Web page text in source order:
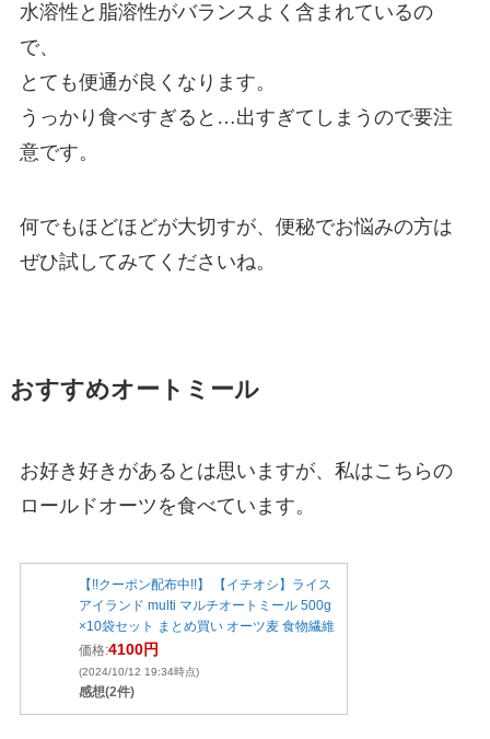
水溶性と脂溶性がバランスよく含まれているの
で、
とても便通が良くなります。
うっかり食べすぎると…出すぎてしまうので要注
意です。
何でもほどほどが大切すが、便秘でお悩みの方は
ぜひ試してみてくださいね。
おすすめオートミール
お好き好きがあるとは思いますが、私はこちらの
ロールドオーツを食べています。
【!!クーポン配布中!!】 【イチオシ】ライス
アイランド multi マルチオートミール 500g
×10袋セット まとめ買い オーツ麦 食物繊維
価格:4100円
(2024/10/12 19:34時点)
感想(2件)